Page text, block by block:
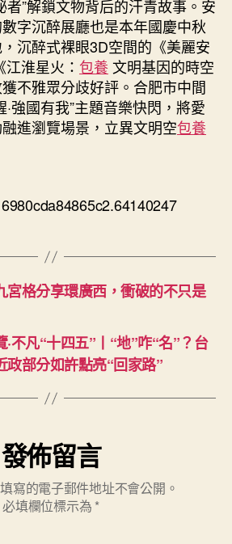
者”解鎖文物背后的汗青故事。安
字沉醉展廳也是本年國慶中秋
沉醉式裸眼3D空間的《美麗安
淮星火： 包養文明基因的時空
不雅眾分歧好評。合肥市中間
強國有我”主題音樂快閃，將愛
進瀏覽場景，立異文明空包養
宮格分享環廣西，衝破的不只是
不凡“十四五”丨“地”咋“名”？台
政部分如許點亮“回家路”
發佈留言
寫的電子郵件地址不會公開。
必填欄位標示為 *